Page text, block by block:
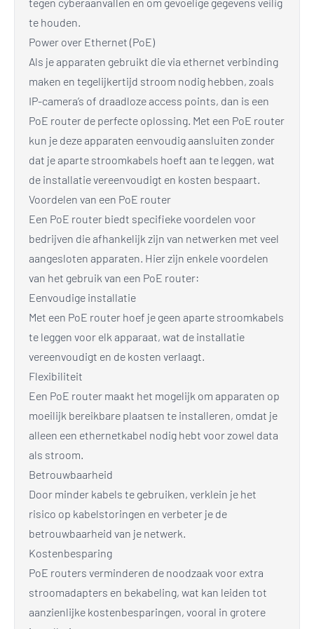
te houden.
Power over Ethernet (PoE)
Als je apparaten gebruikt die via ethernet verbinding
maken en tegelijkertijd stroom nodig hebben, zoals
IP-camera’s of draadloze access points, dan is een
PoE router de perfecte oplossing. Met een PoE router
kun je deze apparaten eenvoudig aansluiten zonder
dat je aparte stroomkabels hoeft aan te leggen, wat
de installatie vereenvoudigt en kosten bespaart.
Voordelen van een PoE router
Een PoE router biedt specifieke voordelen voor
bedrijven die afhankelijk zijn van netwerken met veel
aangesloten apparaten. Hier zijn enkele voordelen
van het gebruik van een PoE router:
Eenvoudige installatie
Met een PoE router hoef je geen aparte stroomkabels
te leggen voor elk apparaat, wat de installatie
vereenvoudigt en de kosten verlaagt.
Flexibiliteit
Een PoE router maakt het mogelijk om apparaten op
moeilijk bereikbare plaatsen te installeren, omdat je
alleen een ethernetkabel nodig hebt voor zowel data
als stroom.
Betrouwbaarheid
Door minder kabels te gebruiken, verklein je het
risico op kabelstoringen en verbeter je de
betrouwbaarheid van je netwerk.
Kostenbesparing
PoE routers verminderen de noodzaak voor extra
stroomadapters en bekabeling, wat kan leiden tot
aanzienlijke kostenbesparingen, vooral in grotere